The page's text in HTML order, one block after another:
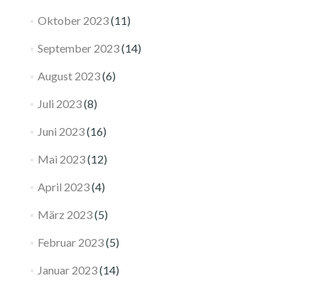
Oktober 2023(11)
September 2023(14)
August 2023(6)
Juli 2023(8)
Juni 2023(16)
Mai 2023(12)
April 2023(4)
März 2023(5)
Februar 2023(5)
Januar 2023(14)